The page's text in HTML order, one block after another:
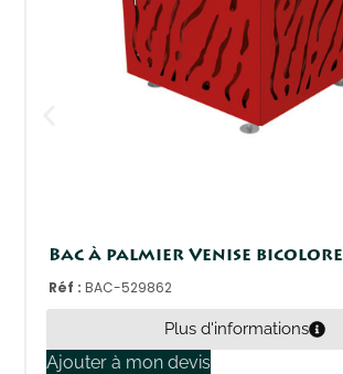
Bac à palmier Venise bicolore
Réf :BAC-529862
Plus d'informations
Ajouter à mon devis